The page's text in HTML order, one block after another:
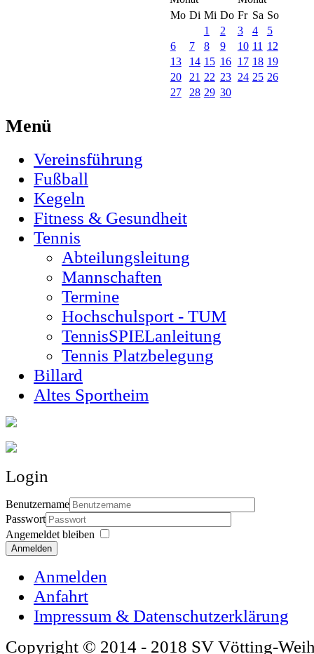
Mo Di Mi Do Fr Sa So
1
2 3 4
5
6
7 8 9 10 11 12
13
14 15 16 17 18 19
20
21 22 23 24 25 26
27
28 29 30
Menü
Vereinsführung
Fußball
Kegeln
Fitness & Gesundheit
Tennis
Abteilungsleitung
Mannschaften
Termine
Hochschulsport - TUM
TennisSPIELanleitung
Tennis Platzbelegung
Billard
Altes Sportheim
Login
Benutzername
Passwort
Angemeldet bleiben
Anmelden
Anmelden
Anfahrt
Impressum & Datenschutzerklärung
Copyright © 2014 - 2018 SV Vötting-